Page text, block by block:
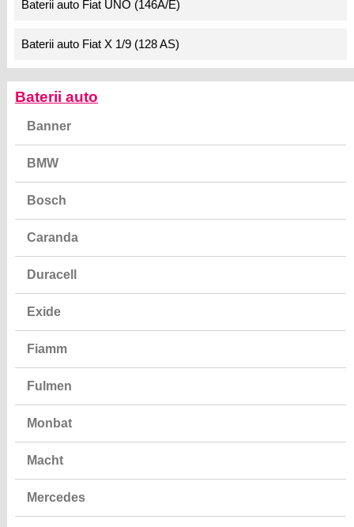
Baterii auto Fiat UNO (146A/E)
Baterii auto Fiat X 1/9 (128 AS)
Baterii auto
Banner
BMW
Bosch
Caranda
Duracell
Exide
Fiamm
Fulmen
Monbat
Macht
Mercedes